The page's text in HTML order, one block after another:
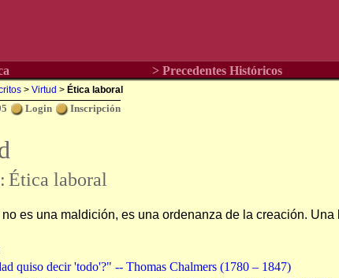
> Precedentes Históricos
> Virtud > Ética laboral
Login Inscripción
Ética laboral
no es una maldición, es una ordenanza de la creación.
quiso decir 'todo'?" -- Thomas Chalmers (1780 – 1847)